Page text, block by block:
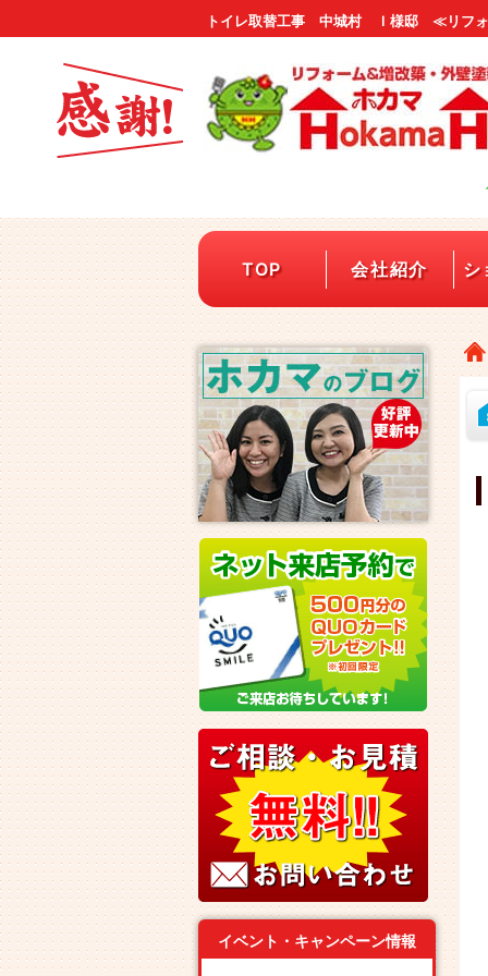
トイレ取替工事 中城村 Ｉ様邸 ≪リフォ
TOP 会社紹介 シ
イベント・キャンペーン情報